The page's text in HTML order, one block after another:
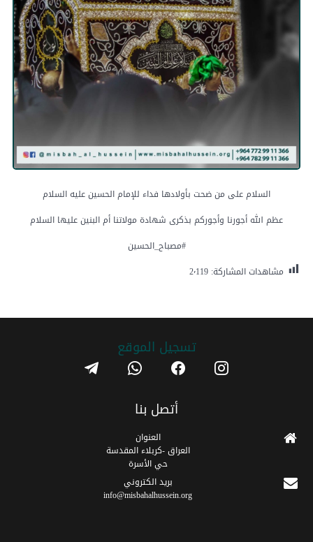
السلام على من ضحت بأولادها فداء للإمام الحسين عليه السلام
عظم الله أجورنا وأجوركم بذكرى شهادة مولاتنا أم البنين عليها السلام
#مصباح_الحسين
مشاهدات المشاركة: 2٬119
تسجیل الموقع instagram
facebook
whatsapp
telegram
أتصل بنا
العنوان
العراق -كربلاء المقدسة
حي الأسرة
برید الکتروني
info@misbahalhussein.org